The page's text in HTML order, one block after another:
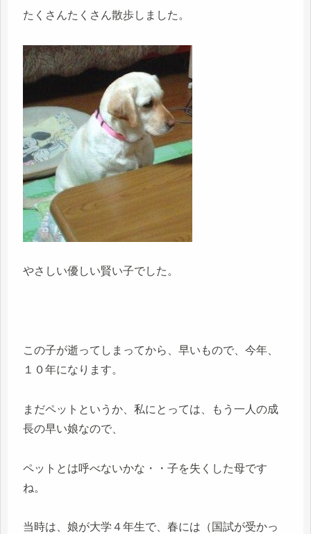
たくさんたくさん散歩しました。
やさしい優しい賢い子でした。
この子が逝ってしまってから、早いもので、今年、
１０年になります。
まだペットというか、私にとっては、もう一人の成
長の早い娘なので、
ペットとは呼べないかな・・子を失くした母です
ね。
当時は、娘が大学４年生で、春には（国試が受かっ